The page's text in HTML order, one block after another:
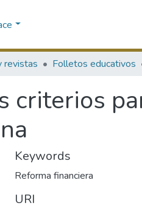
revistas Folletos educativos
criterios
Keywords
Reforma financiera
URI